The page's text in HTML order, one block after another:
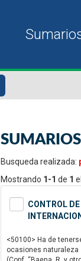
Busqueda realizada:
Mostrando 1-1 de 1
CONTROL
<50100> Ha de
ocasiones naturaleza